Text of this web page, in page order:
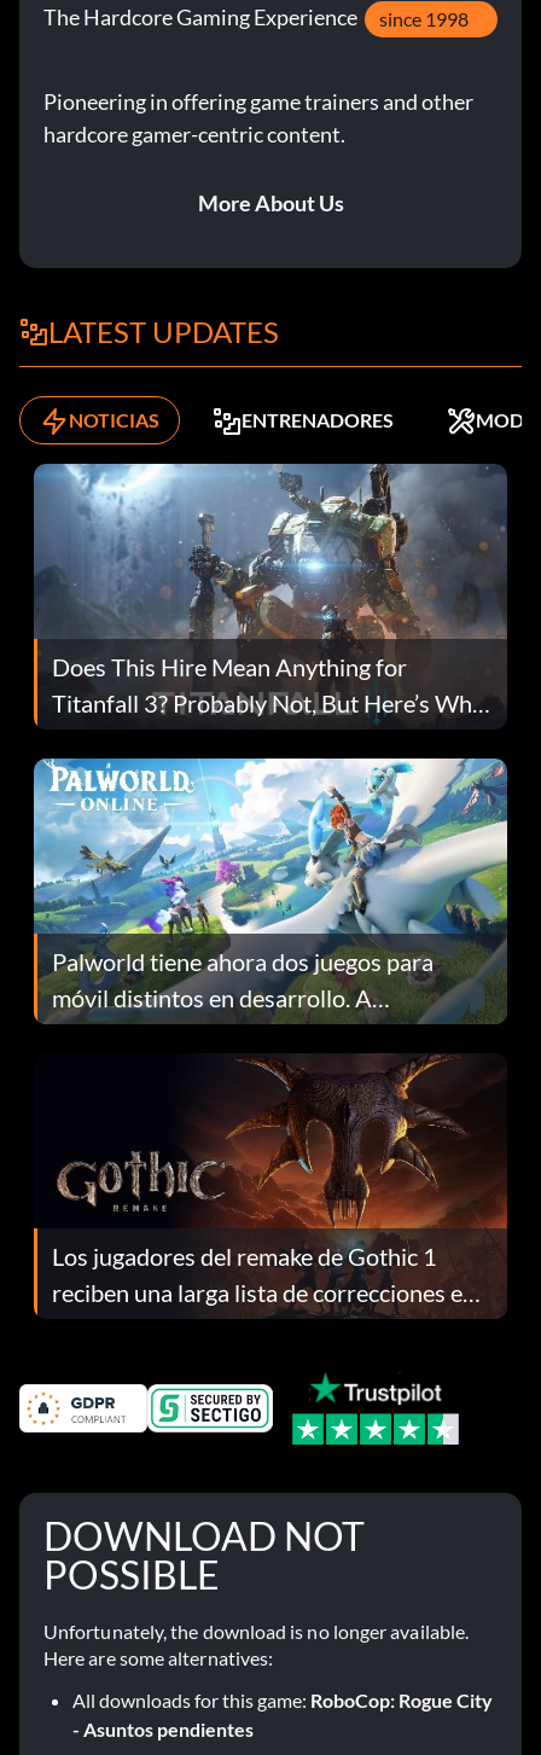
The Hardcore Gaming Experience since 1998
Pioneering in offering game trainers and other
hardcore gamer-centric content.
More About Us
LATEST UPDATES
NOTICIAS ENTRENADORES MODS
Does This Hire Mean Anything for
Titanfall 3? Probably Not, But Here’s Why
Fans Are Hopeful
Palworld tiene ahora dos juegos para
móvil distintos en desarrollo. A
continuación te explicamos por qué.
Los jugadores del remake de Gothic 1
reciben una larga lista de correcciones en
el parche 1.0.4
DOWNLOAD NOT
POSSIBLE
Unfortunately, the download is no longer available.
Here are some alternatives:
All downloads for this game: RoboCop: Rogue City
- Asuntos pendientes